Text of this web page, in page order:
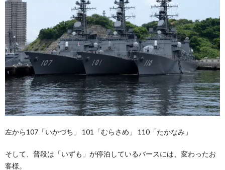
左から107「いかづち」 101「むらさめ」 110「たかなみ」
そして、普段は「いずも」が停泊しているバースには、変わったお
客様。